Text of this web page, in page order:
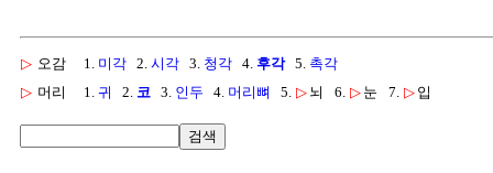
▷ 오감 1. 미각 2. 시각 3. 청각 4. 후각5. 촉각
▷ 머리 1. 귀 2. 코 3. 인두 4. 머리뼈 5. ▷ 뇌 6. ▷ 눈 7. ▷ 입
검색